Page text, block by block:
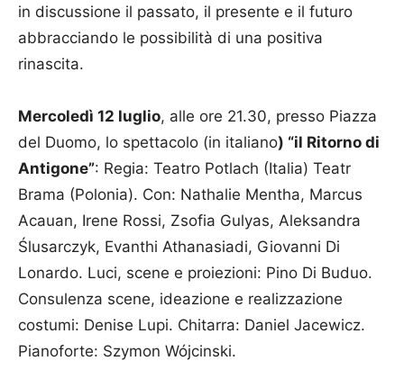
in discussione il passato, il presente e il futuro
abbracciando le possibilità di una positiva
rinascita.
Mercoledì 12 luglio, alle ore 21.30, presso Piazza
del Duomo, lo spettacolo (in italiano) “il Ritorno di
Antigone”: Regia: Teatro Potlach (Italia) Teatr
Brama (Polonia). Con: Nathalie Mentha, Marcus
Acauan, Irene Rossi, Zsofia Gulyas, Aleksandra
Ślusarczyk, Evanthi Athanasiadi, Giovanni Di
Lonardo. Luci, scene e proiezioni: Pino Di Buduo.
Consulenza scene, ideazione e realizzazione
costumi: Denise Lupi. Chitarra: Daniel Jacewicz.
Pianoforte: Szymon Wójcinski.